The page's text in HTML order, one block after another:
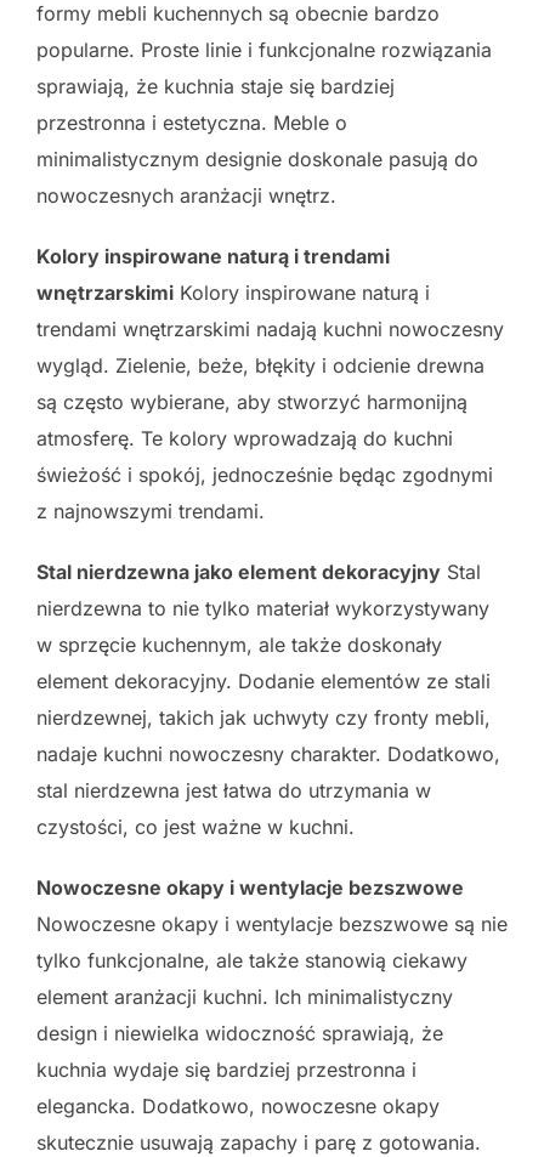
formy mebli kuchennych są obecnie bardzo
popularne. Proste linie i funkcjonalne rozwiązania
sprawiają, że kuchnia staje się bardziej
przestronna i estetyczna. Meble o
minimalistycznym designie doskonale pasują do
nowoczesnych aranżacji wnętrz.
Kolory inspirowane naturą i trendami
wnętrzarskimi Kolory inspirowane naturą i
trendami wnętrzarskimi nadają kuchni nowoczesny
wygląd. Zielenie, beże, błękity i odcienie drewna
są często wybierane, aby stworzyć harmonijną
atmosferę. Te kolory wprowadzają do kuchni
świeżość i spokój, jednocześnie będąc zgodnymi
z najnowszymi trendami.
Stal nierdzewna jako element dekoracyjny Stal
nierdzewna to nie tylko materiał wykorzystywany
w sprzęcie kuchennym, ale także doskonały
element dekoracyjny. Dodanie elementów ze stali
nierdzewnej, takich jak uchwyty czy fronty mebli,
nadaje kuchni nowoczesny charakter. Dodatkowo,
stal nierdzewna jest łatwa do utrzymania w
czystości, co jest ważne w kuchni.
Nowoczesne okapy i wentylacje bezszwowe
Nowoczesne okapy i wentylacje bezszwowe są nie
tylko funkcjonalne, ale także stanowią ciekawy
element aranżacji kuchni. Ich minimalistyczny
design i niewielka widoczność sprawiają, że
kuchnia wydaje się bardziej przestronna i
elegancka. Dodatkowo, nowoczesne okapy
skutecznie usuwają zapachy i parę z gotowania.